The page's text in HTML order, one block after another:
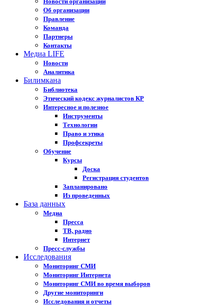
Об организации
Правление
Команда
Партнеры
Контакты
Медиа LIFE
Новости
Аналитика
Билимкана
Библиотека
Этический кодекс журналистов КР
Интересное и полезное
Инструменты
Технологии
Право и этика
Профсекреты
Обучение
Курсы
Доска
Регистрация студентов
Запланировано
Из проведенных
База данных
Медиа
Пресса
ТВ, радио
Интернет
Пресс-службы
Исследования
Мониторинг СМИ
Мониторинг Интернета
Мониторинг СМИ во время выборов
Другие мониторинги
Исследования и отчеты